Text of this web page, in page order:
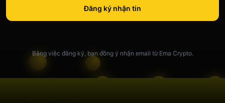
Đăng ký nhận tin
Bằng việc đăng ký, bạn đồng ý nhận email từ Ema Crypto.